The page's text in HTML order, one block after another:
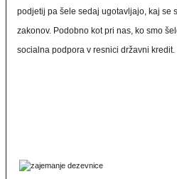
podjetij pa šele sedaj ugotavljajo, kaj se
zakonov. Podobno kot pri nas, ko smo
socialna podpora v resnici državni kredit.